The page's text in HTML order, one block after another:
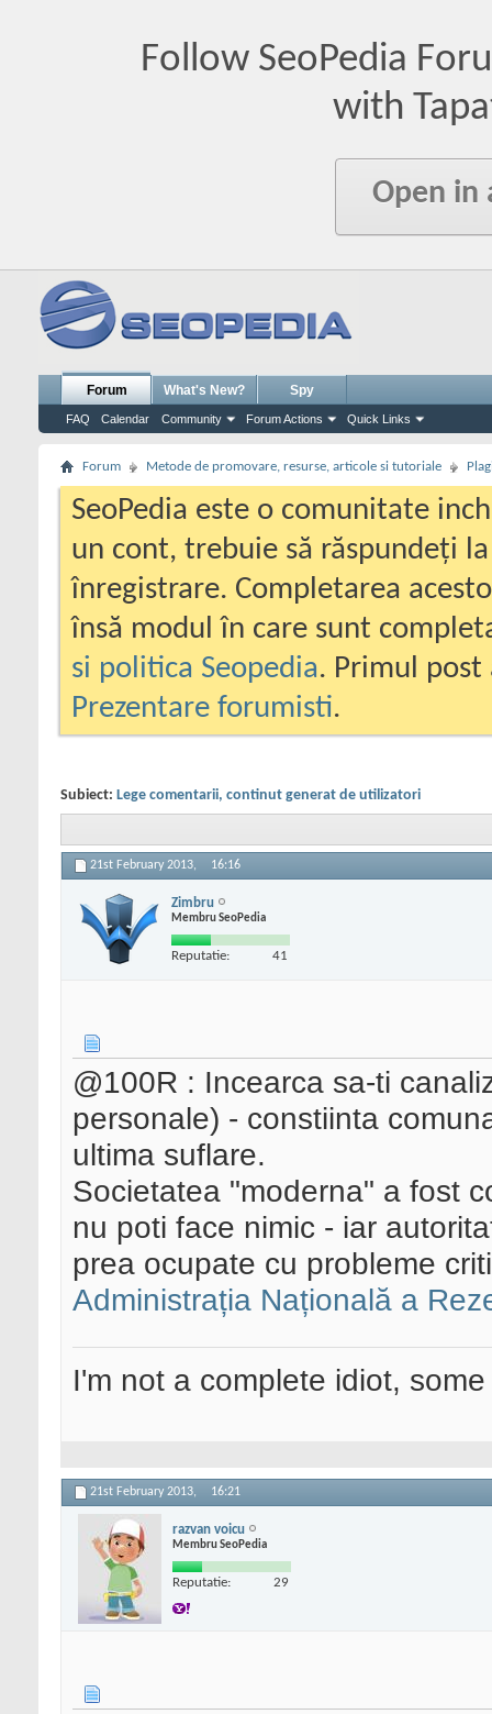
Follow SeoPedia
with
Open in
Forum
FAQ Calendar Community Forum Actions Quick Links
What's New? Spy
Forum Metode de promovare, resurse, articole si tutoriale
SeoPedia este o comunitate
un cont, trebuie să răspundeți
înregistrare. Completarea
însă modul în care sunt
si politica Seopedia. Primul
Prezentare forumisti.
Subiect: Lege comentarii, continut generat de utilizatori
21st February 2013, 16:16
Zimbru
Membru SeoPedia
Reputatie: 41
@100R : Incearca sa-ti
personale) - constiinta
ultima suflare.
Societatea "moderna" a fost
nu poti face nimic - iar
prea ocupate cu probleme
Administrația Națională a
I'm not a complete idiot,
21st February 2013, 16:21
razvan voicu
Membru SeoPedia
Reputatie: 29